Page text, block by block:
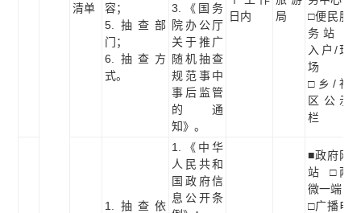
清单
容；
5.抽查部
门；
6.抽查方
式。
3.《国务
院办公厅
关于推广
随机抽查
规范事中
事后监管
的通
知》。
日内
局
□便民服
务站 □
入户/现
场
□乡/社
区公示
栏
1.抽查依
1.《中华
人民共和
国政府信
息公开条
■政府网
站 □两
微一端
□广播电